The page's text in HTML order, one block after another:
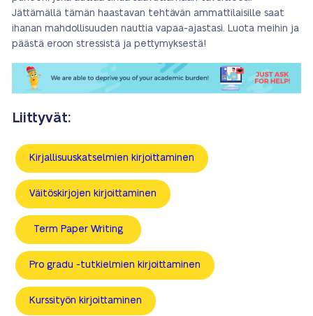
Jättämällä tämän haastavan tehtävän ammattilaisille saat
ihanan mahdollisuuden nauttia vapaa-ajastasi. Luota meihin ja
päästä eroon stressistä ja pettymyksestä!
Liittyvät:
Kirjallisuuskatselmien kirjoittaminen
Väitöskirjojen kirjoittaminen
Term Paper Writing
Pro gradu -tutkielmien kirjoittaminen
Kurssityön kirjoittaminen